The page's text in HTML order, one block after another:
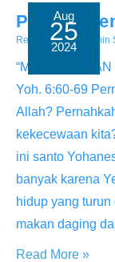
Aug
25
2024
Pilihan
Renungan/ By
Yoh. 6:60-69
Allah?
kekecewaan
ini santo
banyak karena
hidup yang
makan daging
Pilihan
Read More »